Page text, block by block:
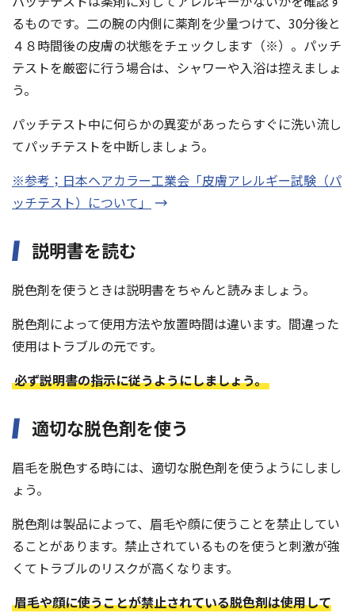
るものです。二の腕の内側に薬剤を少量つけて、30分後と
４８時間後の皮膚の状態をチェックします（※）。パッチ
テストを厳密に行う場合は、シャワーや入浴は控えましょ
う。
パッチテスト中に何らかの異変があったらすぐに洗い流し
てパッチテストを中断しましょう。
※参考；日本ヘアカラー工業会「皮膚アレルギー試験（パ
ッチテスト）について」
説明書を読む
脱色剤を使うときは説明書をちゃんと読みましょう。
脱色剤によって使用方法や放置時間は違います。間違った
使用はトラブルの元です。
必ず説明書の指示に従うようにしましょう。
適切な脱色剤を使う
眉毛を脱色する時には、適切な脱色剤を使うようにしまし
ょう。
脱色剤は製品によって、眉毛や顔に使うことを禁止してい
ることがあります。禁止されているものを使うと刺激が強
くてトラブルのリスクが高くなります。
眉毛や顔に使うことが禁止されている脱色剤は使用して